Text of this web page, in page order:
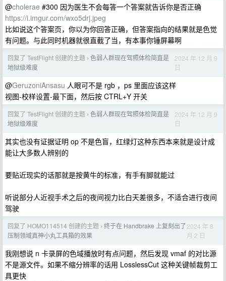
@cholerae #300 因为医生不会每答一个答案就告诉你是否正确
https://i.imgur.com/wxo5drj.jpeg
比如说这个答案页，你以为你回答正确，但答案指向的结果就是色觉
有问题。与此同时机器就很直截了当，有本事你锤屏幕啊
回复了 TestFlight 创建的主题 › 色弱人群现在驾照体检简直是
地狱级难度
2024 年 12 月 9
日
@GeruzoniAnsasu 人眼可不是 rgb ，ps 里面应该这样
视图-校样设置-最下面，然后按 CTRL+Y 开关
回复了 TestFlight 创建的主题 › 色弱人群现在驾照体检简直是
地狱级难度
2024 年 12 月 9
日
其实也没有证据证明 op 不是色盲，红绿灯这种东西本来就是设计成
能让大多数人辨别的
要贴近现实的话那就是按黄牛的标准，有手有脚就能过
听说部分人近视手术之后的夜间视力比白天差很多，不适合进行夜间
驾驶
回复了 HOMO114514 创建的主题 › 终于在 Handbrake 上复刻出了
压制领域真神小丸工具箱的效果
2024 年 8
月 2 日
我刚想说 n 卡录屏的色域播放时有点问题，然后发现 vmaf 的对比源
不是源文件。如果不缩分辨率的话用 LosslessCut 这种关键帧裁剪工
具更快